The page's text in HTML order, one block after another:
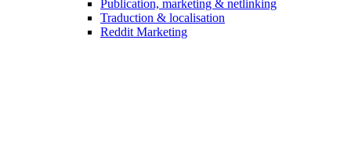
Publication, marketing & netlinking
Traduction & localisation
Reddit Marketing